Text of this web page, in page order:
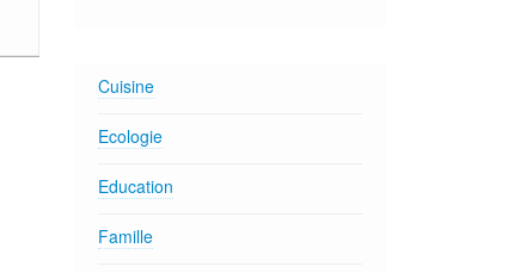
Cuisine
Ecologie
Education
Famille